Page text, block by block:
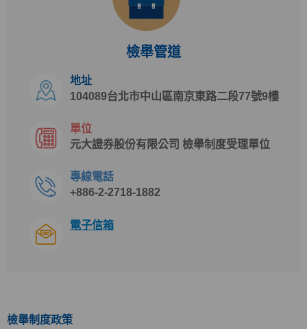
檢舉管道
地址
104089台北市中山區南京東路二段77號9樓
單位
元大證券股份有限公司 檢舉制度受理單位
專線電話
+886-2-2718-1882
電子信箱
檢舉制度政策